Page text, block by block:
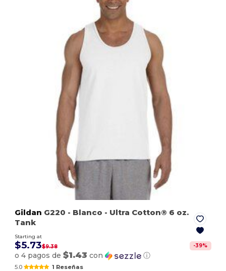
Gildan G220 - Blanco - Ultra Cotton® 6 oz.
Tank
Starting at
$5.73$9.38 -39%
o 4 pagos de$1.43 con ⓘ
5.0 1 Reseñas